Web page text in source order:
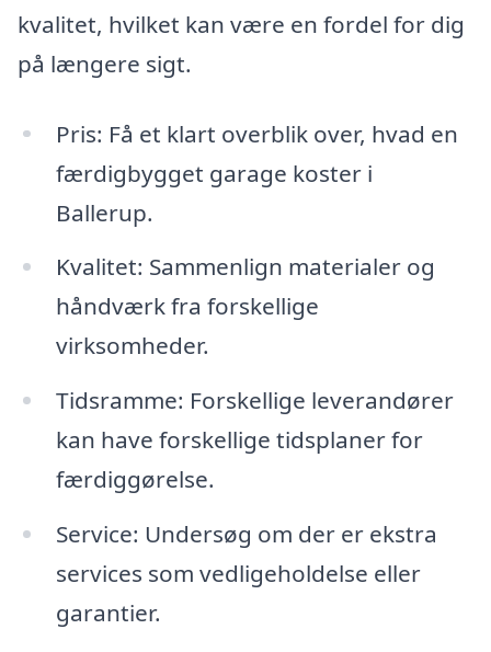
kvalitet, hvilket kan være en fordel for dig
på længere sigt.
Pris: Få et klart overblik over, hvad en
færdigbygget garage koster i
Ballerup.
Kvalitet: Sammenlign materialer og
håndværk fra forskellige
virksomheder.
Tidsramme: Forskellige leverandører
kan have forskellige tidsplaner for
færdiggørelse.
Service: Undersøg om der er ekstra
services som vedligeholdelse eller
garantier.